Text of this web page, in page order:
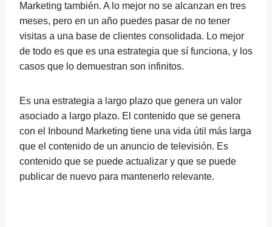
Marketing también. A lo mejor no se alcanzan en tres
meses, pero en un año puedes pasar de no tener
visitas a una base de clientes consolidada. Lo mejor
de todo es que es una estrategia que sí funciona, y los
casos que lo demuestran son infinitos.
Es una estrategia a largo plazo que genera un valor
asociado a largo plazo. El contenido que se genera
con el Inbound Marketing tiene una vida útil más larga
que el contenido de un anuncio de televisión. Es
contenido que se puede actualizar y que se puede
publicar de nuevo para mantenerlo relevante.